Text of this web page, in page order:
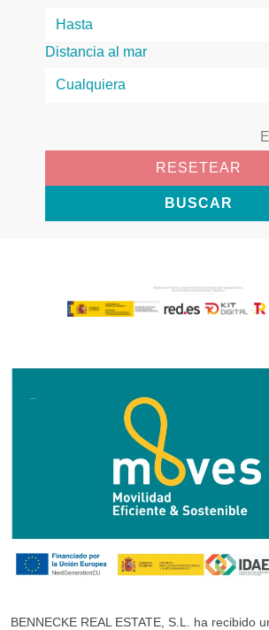
Distancia al mar
RESETEAR
BUSCAR
BENNECKE REAL ESTATE, S.L. ha recibido